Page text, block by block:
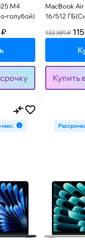
M4
голубой)
₽
MacBook
16/512
133 389 ₽
Купить
мес.